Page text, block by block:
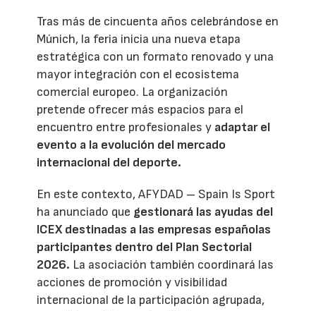
Tras más de cincuenta años celebrándose en
Múnich, la feria inicia una nueva etapa
estratégica con un formato renovado y una
mayor integración con el ecosistema
comercial europeo. La organización
pretende ofrecer más espacios para el
encuentro entre profesionales y adaptar el
evento a la evolución del mercado
internacional del deporte.
En este contexto, AFYDAD – Spain Is Sport
ha anunciado que gestionará las ayudas del
ICEX destinadas a las empresas españolas
participantes dentro del Plan Sectorial
2026. La asociación también coordinará las
acciones de promoción y visibilidad
internacional de la participación agrupada,